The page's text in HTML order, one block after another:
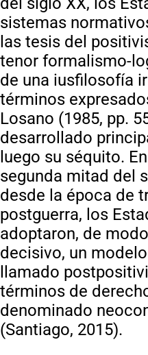
sistemas
las tesis del
tenor formalismo-
de una iusfilosofía
términos
Losano (1985, pp.
desarrollado
luego su séquito.
segunda mitad del
desde la época de
postguerra, los
adoptaron, de
decisivo, un
llamado
términos de
denominado
(Santiago, 2015).